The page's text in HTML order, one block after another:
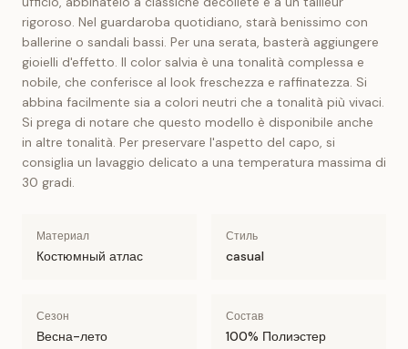
rigoroso. Nel guardaroba quotidiano, starà benissimo con
ballerine o sandali bassi. Per una serata, basterà aggiungere
gioielli d'effetto. Il color salvia è una tonalità complessa e
nobile, che conferisce al look freschezza e raffinatezza. Si
abbina facilmente sia a colori neutri che a tonalità più vivaci.
Si prega di notare che questo modello è disponibile anche
in altre tonalità. Per preservare l'aspetto del capo, si
consiglia un lavaggio delicato a una temperatura massima di
30 gradi.
Материал
Костюмный атлас
Стиль
casual
Сезон
Весна-лето
Состав
100% Полиэстер